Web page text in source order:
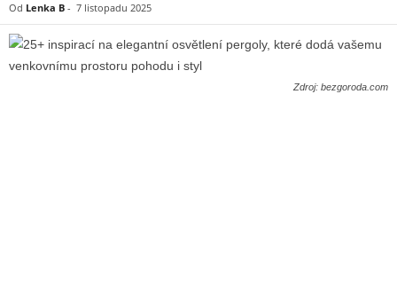
Od Lenka B - 7 listopadu 2025
Zdroj: bezgoroda.com